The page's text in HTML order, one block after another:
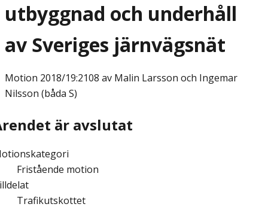
utbyggnad och underhåll
av Sveriges järnvägsnät
Motion 2018/19:2108 av Malin Larsson och Ingemar
Nilsson (båda S)
är avslutat
Fristående motion
Trafikutskottet